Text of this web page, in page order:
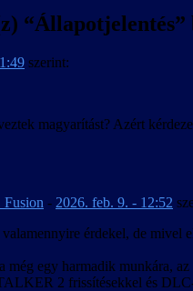
“Állapotjelentés”
szerint:
magyarítást? Azért
Fusion - 2026. feb. 9. - 12:52
valamennyire érdekel, de mivel
még egy harmadik munkára,
2 frissítésekkel és